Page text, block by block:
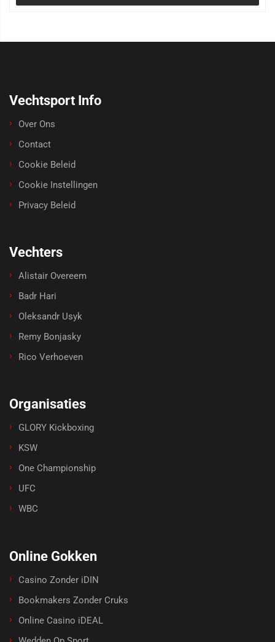
Vechtsport Info
Over Ons
Contact
Cookie Beleid
Cookie Instellingen
Privacy Beleid
Vechters
Alistair Overeem
Badr Hari
Oleksandr Usyk
Remy Bonjasky
Rico Verhoeven
Organisaties
GLORY Kickboxing
KSW
One Championship
UFC
WBC
Online Gokken
Casino Zonder iDIN
Bookmakers Zonder Cruks
Online Casino iDEAL